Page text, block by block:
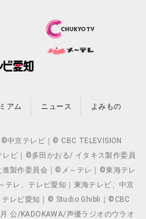
アム ニュース よみもの
中京テレビ｜© CBC TELEVISION
ビ｜©多田かおる/ イタキス製作委員
製作委員会｜©メ～テレ｜©東海テレ
テレ、テレビ愛知｜東海テレビ、中京
テレビ愛知｜© Studio Ghibli｜©CBC
公/KADOKAWA/声優ラジオのウラオ